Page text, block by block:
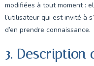
modifiées à tout moment :
l’utilisateur qui est invité à
d’en prendre connaissance.
3. Description